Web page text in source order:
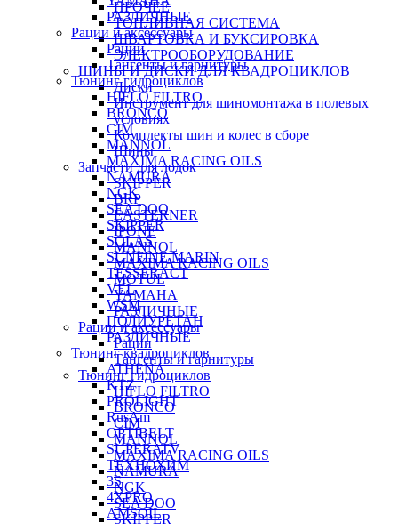
ПРОЧЕЕ
ТОПЛИВНАЯ СИСТЕМА
ШВАРТОВКА И БУКСИРОВКА
ЭЛЕКТРООБОРУДОВАНИЕ
ШИНЫ И ДИСКИ ДЛЯ КВАДРОЦИКЛОВ
Диски
Инструмент для шиномонтажа в полевых
условиях
Комплекты шин и колес в сборе
Шины
Запчасти для лодок
SKIPPER
BRP
EASTERNER
IPONE
MANNOL
MAXIMA RACING OILS
MOTUL
YAMAHA
РАЗЛИЧНЫЕ
Рации и аксессуары
Рации
Тангенты и гарнитуры
Тюнинг гидроциклов
HIFLO FILTRO
BRONCO
CIM
MANNOL
MAXIMA RACING OILS
NAMURA
NGK
SEA DOO
SKIPPER
РАЗЛИЧНЫЕ
Рации и аксессуары
Рации
Тангенты и гарнитуры
Тюнинг гидроциклов
HIFLO FILTRO
BRONCO
CIM
MANNOL
MAXIMA RACING OILS
NAMURA
NGK
SEA DOO
SKIPPER
SOLAS
SUNFINE MARIN
TESSERACT
VEL
WSM
ПОЛИУРЕТАН
РАЗЛИЧНЫЕ
Тюнинг квадроциклов
ATHENA
KTZ
PROLIGHT
RusAm
OPTIBELT
SUPERATV
ТЕХНОХИМ
3S
4XPRO
AMSOIL